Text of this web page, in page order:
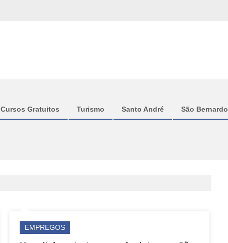
Cursos Gratuitos Turismo Santo André São Bernardo
EMPREGOS